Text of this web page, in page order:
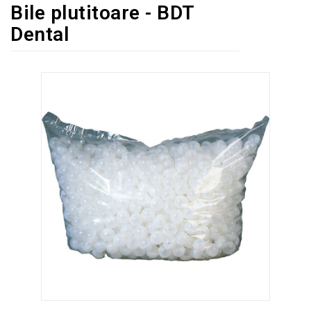
SUPER
OFERTĂ
SERVICE
Bile plutitoare - BDT
Dental